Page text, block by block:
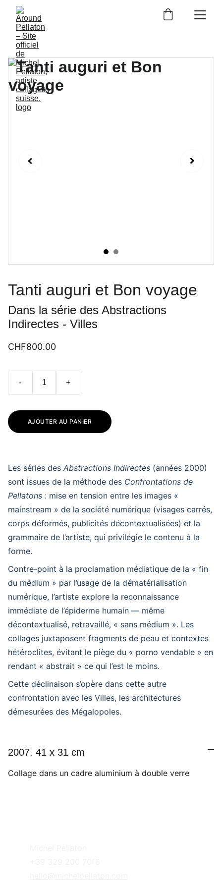
Tanti auguri et Bon voyage
Dans la série des Abstractions
Indirectes - Villes
CHF800.00
- +
AJOUTER AU PANIER
Les séries des Abstractions Indirectes (années 2000)
sont issues de la méthode des Confrontations de
Pellatons : mise en tension entre les images «
mainstream » de la société numérique (visages carrés,
corps déformés, publicités décontextualisées) et la
grammaire de l’artiste, qui privilégie le contenu à la
forme.
Contre-point à la proclamation médiatique de la « fin
du médium » par l’usage de la dématérialisation
numérique, l’artiste explore la reconnaissance
immédiate de l’épiderme humain — même
décontextualisé, retravaillé, « sans médium ». Les
collages juxtaposent fragments de peau et contextes
hétéroclites, évitant le piège du « porno vendable » en
rendant « abstrait » ce qui l’est le moins.
Cette déclinaison s’opère dans cette autre
confrontation avec les Villes, les architectures
démesurées des Mégalopoles.
2007. 41 x 31 cm
Collage dans un cadre aluminium à double verre